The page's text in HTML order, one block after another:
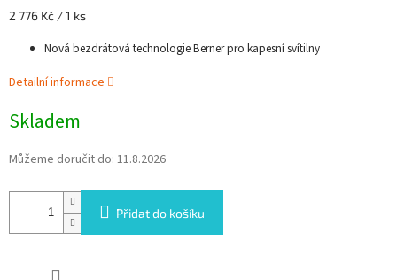
Měrná
2 776 Kč / 1 ks
Nová bezdrátová technologie Berner pro kapesní svítilny
Detailní informace
Skladem
Můžeme doručit do: 11.8.2026
Přidat do košíku